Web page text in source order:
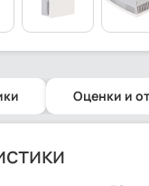
Оценки и